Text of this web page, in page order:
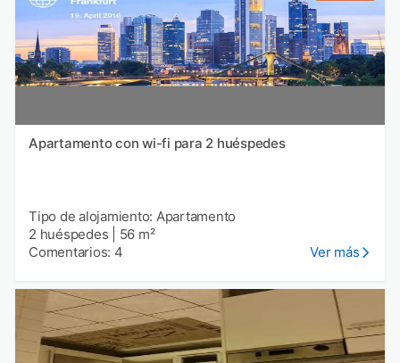
Apartamento con wi-fi para 2 huéspedes
Tipo de alojamiento: Apartamento
2 huéspedes
56 m²
Comentarios: 4
Ver más